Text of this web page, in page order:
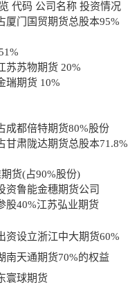
代码 公司名称 投资情况
厦门国贸期货总股本95%
苏苏物期货 20%
瑞期货 10%
成都倍特期货80%股份
甘肃陇达期货总股本71.8%
货(占90%股份)
资鲁能金穗期货公司
股40%江苏弘业期货
资设立浙江中大期货60%
南天通期货70%的权益
寰球期货